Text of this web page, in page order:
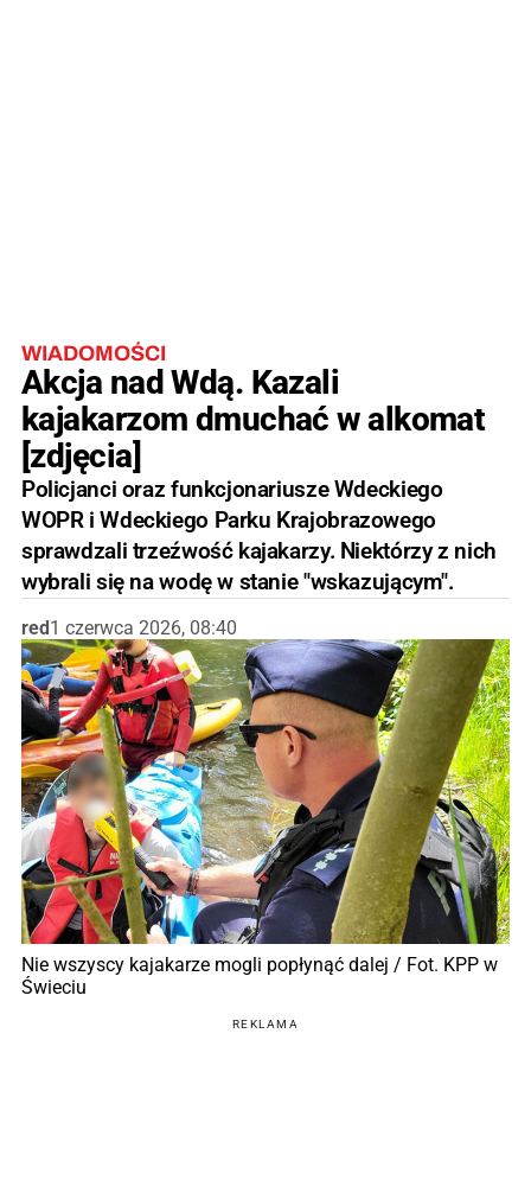
WIADOMOŚCI
Akcja nad Wdą. Kazali
kajakarzom dmuchać w alkomat
[zdjęcia]
Policjanci oraz funkcjonariusze Wdeckiego
WOPR i Wdeckiego Parku Krajobrazowego
sprawdzali trzeźwość kajakarzy. Niektórzy z nich
wybrali się na wodę w stanie "wskazującym".
red1 czerwca 2026, 08:40
Nie wszyscy kajakarze mogli popłynąć dalej / Fot. KPP w
Świeciu
REKLAMA